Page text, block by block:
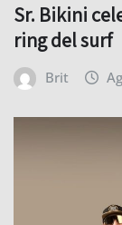
Sr. Bikini
ring del surf
Brit